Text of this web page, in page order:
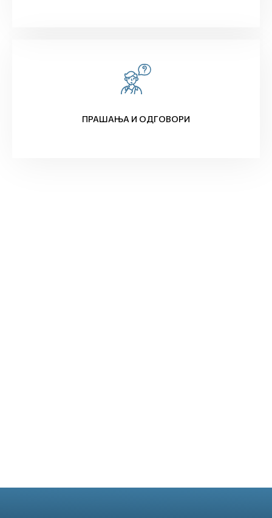
ПРАШАЊА И ОДГОВОРИ